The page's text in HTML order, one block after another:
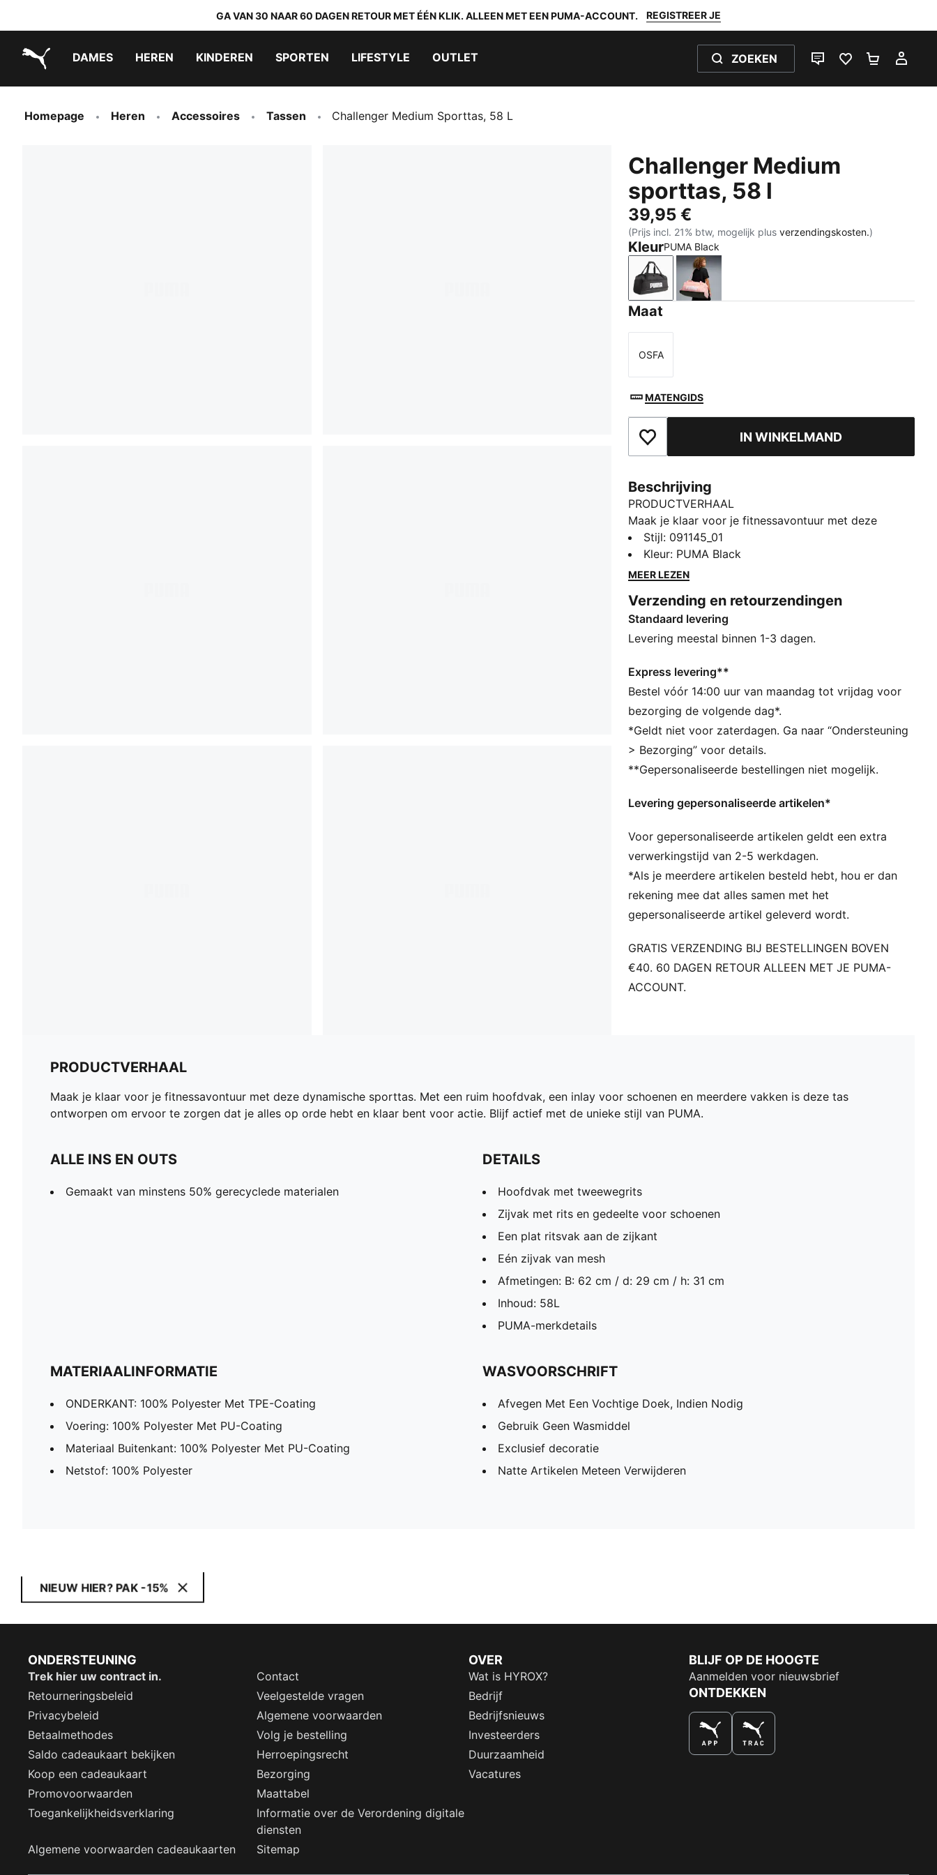
GA VAN 30 NAAR 60 DAGEN RETOUR MET ÉÉN KLIK. ALLEEN MET EEN PUMA-ACCOUNT. REGISTREER JE
DAMES HEREN KINDEREN SPORTEN LIFESTYLE OUTLET ZOEKEN
LIVE CHATFAVORIETEN 0
Homepage Heren Accessoires Tassen Challenger Medium Sporttas, 58 L
Challenger Medium
sporttas, 58 l
39,95 €
(Prijs incl. 21% btw, mogelijk plusverzendingskosten.)
KleurPUMA Black
PUMA BlackRosy Outlook
Maat
Maat
OSFA
MATENGIDS
Toegevoegd aan favorietenIN WINKELMAND
Beschrijving
PRODUCTVERHAAL
Maak je klaar voor je fitnessavontuur met deze
dynamische sporttas. Met een ruim hoofdvak, een
inlay voor schoenen en meerdere vakken is deze tas
ontworpen om ervoor te zorgen dat je alles op orde
unieke stijl van PUMA.
ALLE INS EN OUTS
Gemaakt van minstens 50% gerecyclede materialen
Hoofdvak met tweewegrits
Zijvak met rits en gedeelte voor schoenen
Een plat ritsvak aan de zijkant
Eén zijvak van mesh
Afmetingen: B: 62 cm / d: 29 cm / h: 31 cm
Inhoud: 58L
PUMA-merkdetails
Stijl: 091145_01
Kleur: PUMA Black
MEER LEZEN
Verzending en retourzendingen
Standaard levering
Levering meestal binnen 1-3 dagen.
Express levering**
Bestel vóór 14:00 uur van maandag tot vrijdag voor
bezorging de volgende dag*.
*Geldt niet voor zaterdagen. Ga naar “Ondersteuning
> Bezorging” voor details.
**Gepersonaliseerde bestellingen niet mogelijk.
Levering gepersonaliseerde artikelen*
Voor gepersonaliseerde artikelen geldt een extra
verwerkingstijd van 2-5 werkdagen.
*Als je meerdere artikelen besteld hebt, hou er dan
rekening mee dat alles samen met het
gepersonaliseerde artikel geleverd wordt.
GRATIS VERZENDING BIJ BESTELLINGEN BOVEN
€40. 60 DAGEN RETOUR ALLEEN MET JE PUMA-
ACCOUNT.
PRODUCTVERHAAL
Maak je klaar voor je fitnessavontuur met deze dynamische sporttas. Met een ruim hoofdvak, een inlay voor schoenen en meerdere vakken is deze tas
ontworpen om ervoor te zorgen dat je alles op orde hebt en klaar bent voor actie. Blijf actief met de unieke stijl van PUMA.
ALLE INS EN OUTS
Gemaakt van minstens 50% gerecyclede materialen
DETAILS
Hoofdvak met tweewegrits
Zijvak met rits en gedeelte voor schoenen
Een plat ritsvak aan de zijkant
Eén zijvak van mesh
Afmetingen: B: 62 cm / d: 29 cm / h: 31 cm
Inhoud: 58L
PUMA-merkdetails
MATERIAALINFORMATIE
ONDERKANT: 100% Polyester Met TPE-Coating
Voering: 100% Polyester Met PU-Coating
Materiaal Buitenkant: 100% Polyester Met PU-Coating
Netstof: 100% Polyester
WASVOORSCHRIFT
Afvegen Met Een Vochtige Doek, Indien Nodig
Gebruik Geen Wasmiddel
Exclusief decoratie
Natte Artikelen Meteen Verwijderen
NIEUW HIER? PAK -15%
ONDERSTEUNING
Trek hier uw contract in.
Contact
Retourneringsbeleid
Veelgestelde vragen
Privacybeleid
Algemene voorwaarden
Betaalmethodes
Volg je bestelling
Saldo cadeaukaart bekijken
Herroepingsrecht
Koop een cadeaukaart
Bezorging
Promovoorwaarden
Maattabel
Toegankelijkheidsverklaring
Informatie over de Verordening digitale
diensten
Algemene voorwaarden cadeaukaarten
Sitemap
OVER
Wat is HYROX?
Bedrijf
Bedrijfsnieuws
Investeerders
Duurzaamheid
Vacatures
BLIJF OP DE HOOGTE
Aanmelden voor nieuwsbrief
ONTDEKKEN